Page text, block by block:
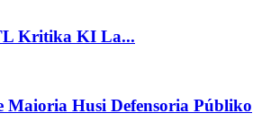
Kritika KI La...
Maioria Husi Defensoria Públiko